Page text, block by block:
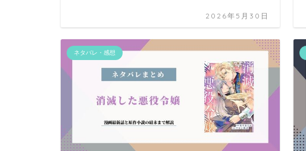
2026年5月30日
ネタバレ・感想